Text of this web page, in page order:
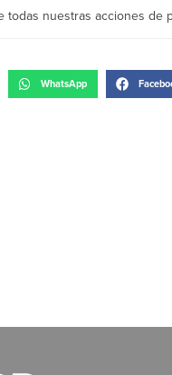
todas nuestras acciones de
WhatsApp